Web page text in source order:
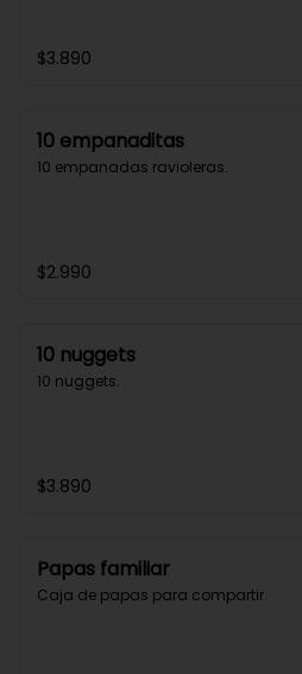
$3.890
10 empanaditas
10 empanadas ravioleras.
$2.990
10 nuggets
10 nuggets.
$3.890
Papas familiar
Caja de papas para compartir.